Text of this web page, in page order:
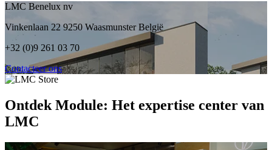
LMC Benelux nv
Vinkenlaan 22 9250 Waasmunster België
+32 (0)9 261 03 70
Contacteer ons
Ontdek Module: Het expertise center van
LMC